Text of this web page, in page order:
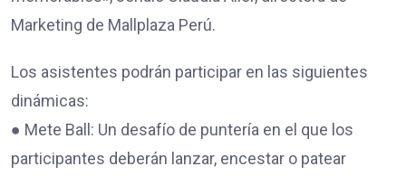
Marketing de Mallplaza Perú.
Los asistentes podrán participar en las siguientes
dinámicas:
● Mete Ball: Un desafío de puntería en el que los
participantes deberán lanzar, encestar o patear